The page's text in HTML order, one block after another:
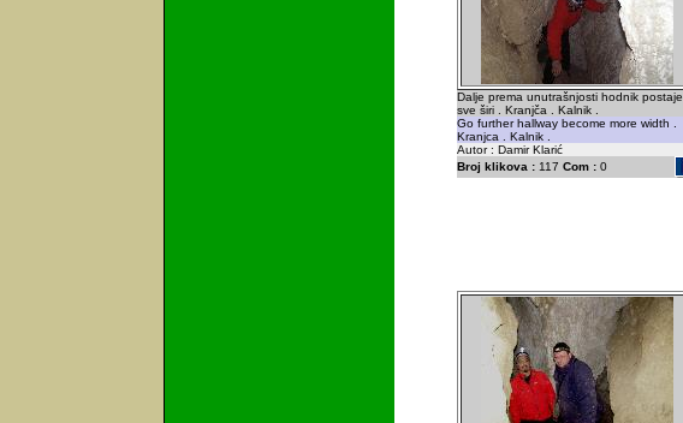
Dalje prema unutrašnjosti hodnik postaje
sve širi . Kranjča . Kalnik .
Go further hallway become more width .
Kranjca . Kalnik .
Autor : Damir Klarić
Broj klikova : 117 Com : 0